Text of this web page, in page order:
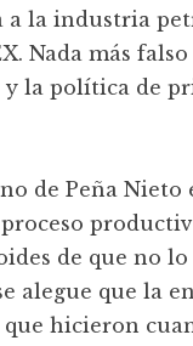
la industria
Nada más
la política de
de Peña
de que no
alegue que la
que hicieron